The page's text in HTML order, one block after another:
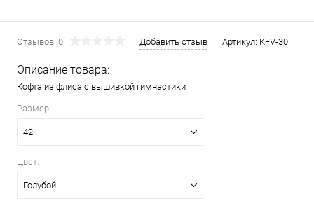
Отзывов: 0 Добавить отзыв Артикул: KFV-30
Описание товара:
Кофта из флиса с вышивкой гимнастики
Размер:
42
Цвет:
Голубой